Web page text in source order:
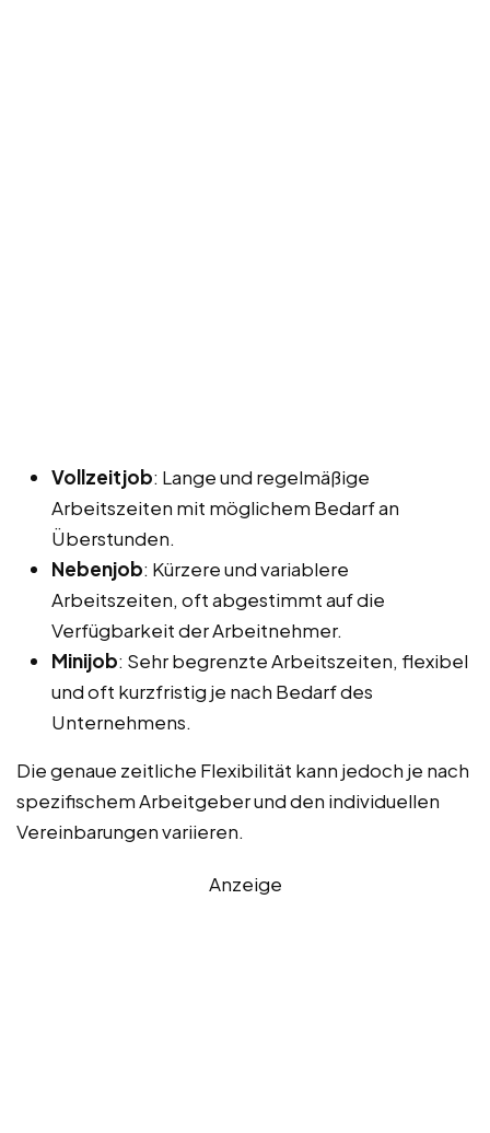
Vollzeitjob: Lange und regelmäßige
Arbeitszeiten mit möglichem Bedarf an
Überstunden.
Nebenjob: Kürzere und variablere
Arbeitszeiten, oft abgestimmt auf die
Verfügbarkeit der Arbeitnehmer.
Minijob: Sehr begrenzte Arbeitszeiten, flexibel
und oft kurzfristig je nach Bedarf des
Unternehmens.
Die genaue zeitliche Flexibilität kann jedoch je nach
spezifischem Arbeitgeber und den individuellen
Vereinbarungen variieren.
Anzeige